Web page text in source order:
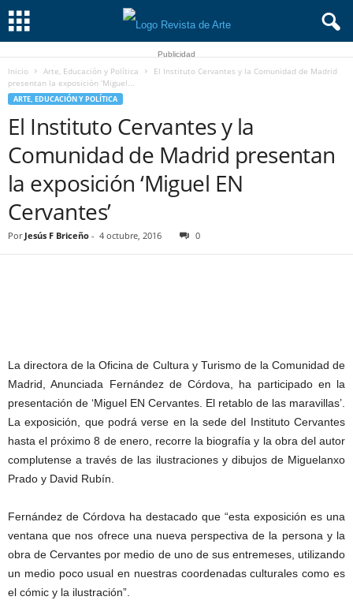
Publicidad
Inicio Arte, Educación y Política
El Instituto Cervantes y la Comunidad de Madrid
presentan la exposición ‘Miguel...
ARTE, EDUCACIÓN Y POLÍTICA
El Instituto Cervantes y la
Comunidad de Madrid presentan
la exposición ‘Miguel EN
Cervantes’
Por Jesús F Briceño - 4 octubre, 2016 0
La directora de la Oficina de Cultura y Turismo de la Comunidad de
Madrid, Anunciada Fernández de Córdova, ha participado en la
presentación de ‘Miguel EN Cervantes. El retablo de las maravillas’.
La exposición, que podrá verse en la sede del Instituto Cervantes
hasta el próximo 8 de enero, recorre la biografía y la obra del autor
complutense a través de las ilustraciones y dibujos de Miguelanxo
Prado y David Rubín.
Fernández de Córdova ha destacado que “esta exposición es una
ventana que nos ofrece una nueva perspectiva de la persona y la
obra de Cervantes por medio de uno de sus entremeses, utilizando
un medio poco usual en nuestras coordenadas culturales como es
el cómic y la ilustración”.